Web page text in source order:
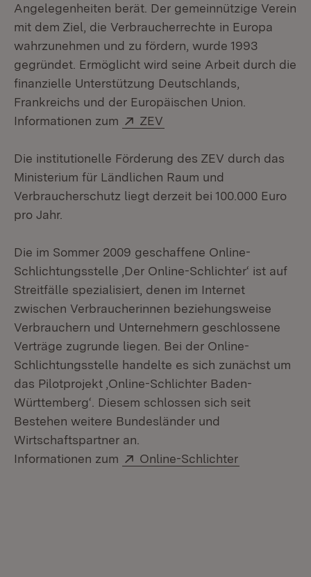
Angelegenheiten berät. Der gemeinnützige Verein
mit dem Ziel, die Verbraucherrechte in Europa
wahrzunehmen und zu fördern, wurde 1993
gegründet. Ermöglicht wird seine Arbeit durch die
finanzielle Unterstützung Deutschlands,
Frankreichs und der Europäischen Union.
Informationen zum
Extern:
ZEV
Die institutionelle Förderung des ZEV durch das
Ministerium für Ländlichen Raum und
Verbraucherschutz liegt derzeit bei 100.000 Euro
pro Jahr.
Die im Sommer 2009 geschaffene Online-
Schlichtungsstelle ‚Der Online-Schlichter‘ ist auf
Streitfälle spezialisiert, denen im Internet
zwischen Verbraucherinnen beziehungsweise
Verbrauchern und Unternehmern geschlossene
Verträge zugrunde liegen. Bei der Online-
Schlichtungsstelle handelte es sich zunächst um
das Pilotprojekt ‚Online-Schlichter Baden-
Württemberg‘. Diesem schlossen sich seit
Bestehen weitere Bundesländer und
Wirtschaftspartner an.
Informationen zum
Extern:
Online-Schlichter